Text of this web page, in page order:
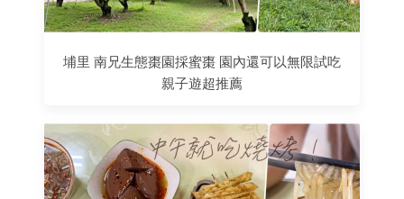
埔里 南兄生態棗園採蜜棗 園內還可以無限試吃
親子遊超推薦